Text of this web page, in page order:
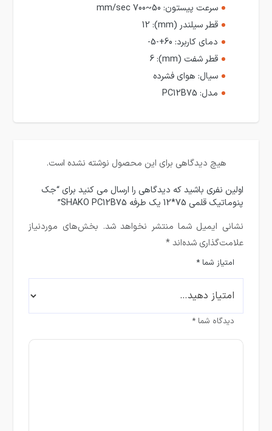
سرعت پیستون: 50~700 mm/sec
قطر سیلندر (mm):
12
دمای کاربرد: 60+-5-
قطر شفت (mm):
6
سیال: هوای فشرده
مدل: PC12B75
هیچ دیدگاهی برای این محصول نوشته نشده است.
اولین نفری باشید که دیدگاهی را ارسال می کنید برای “جک
پنوماتیک قلمی 75*12 یک طرفه SHAKO PC12B75”
نشانی ایمیل شما منتشر نخواهد شد. بخش‌های موردنیاز
علامت‌گذاری شده‌اند*
امتیاز شما*
دیدگاه شما*